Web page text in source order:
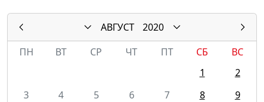
АВГУСТ
2020
ПН
ВТ СР ЧТ ПТ СБ
ВС
1
2
3
4 5 6 7 8
9